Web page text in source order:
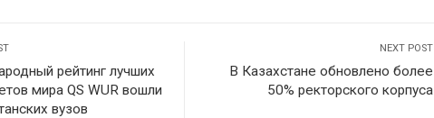
рейтинг лучших
мира QS WUR вошли
вузов
NEXT POST
В Казахстане обновлено более
50% ректорского корпуса